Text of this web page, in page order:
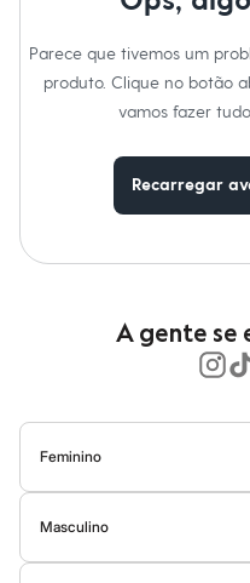
Casacos e Jaquetas
Moda esportiva
Shorts e Saias
Vestidos
Dia dos Pais
Bermudas
Camisas
Casacos e Jaquetas
Bolsas e Mochilas
Cintos
Carteiras
Óculos
Relógios
Calçados
Botas
Parece que tivemos um
produto. Clique no botão
vamos fazer
Recarregar
A gente se
Feminino
BlusasCalçasVestidosSaias
Masculino
CamisetasCamisasBermudas